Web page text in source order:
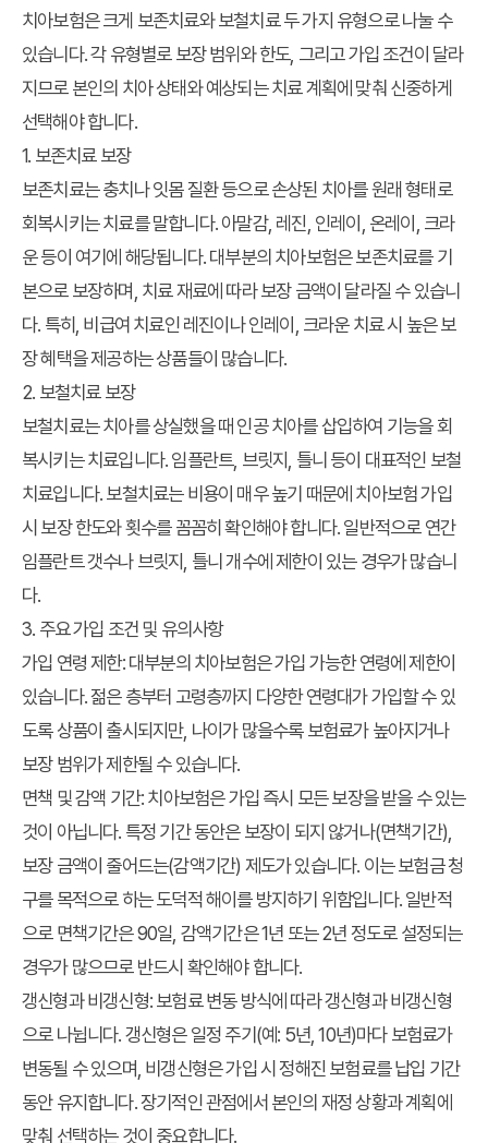
치아보험은 크게 보존치료와 보철치료 두 가지 유형으로 나눌 수
있습니다. 각 유형별로 보장 범위와 한도, 그리고 가입 조건이 달라
지므로 본인의 치아 상태와 예상되는 치료 계획에 맞춰 신중하게
선택해야 합니다.
1. 보존치료 보장
보존치료는 충치나 잇몸 질환 등으로 손상된 치아를 원래 형태로
회복시키는 치료를 말합니다. 아말감, 레진, 인레이, 온레이, 크라
운 등이 여기에 해당됩니다. 대부분의 치아보험은 보존치료를 기
본으로 보장하며, 치료 재료에 따라 보장 금액이 달라질 수 있습니
다. 특히, 비급여 치료인 레진이나 인레이, 크라운 치료 시 높은 보
장 혜택을 제공하는 상품들이 많습니다.
2. 보철치료 보장
보철치료는 치아를 상실했을 때 인공 치아를 삽입하여 기능을 회
복시키는 치료입니다. 임플란트, 브릿지, 틀니 등이 대표적인 보철
치료입니다. 보철치료는 비용이 매우 높기 때문에 치아보험 가입
시 보장 한도와 횟수를 꼼꼼히 확인해야 합니다. 일반적으로 연간
임플란트 갯수나 브릿지, 틀니 개수에 제한이 있는 경우가 많습니
다.
3. 주요 가입 조건 및 유의사항
가입 연령 제한:대부분의 치아보험은 가입 가능한 연령에 제한이
있습니다. 젊은 층부터 고령층까지 다양한 연령대가 가입할 수 있
도록 상품이 출시되지만, 나이가 많을수록 보험료가 높아지거나
보장 범위가 제한될 수 있습니다.
면책 및 감액 기간:치아보험은 가입 즉시 모든 보장을 받을 수 있는
것이 아닙니다. 특정 기간 동안은 보장이 되지 않거나(면책기간),
보장 금액이 줄어드는(감액기간) 제도가 있습니다. 이는 보험금 청
구를 목적으로 하는 도덕적 해이를 방지하기 위함입니다. 일반적
으로 면책기간은 90일, 감액기간은 1년 또는 2년 정도로 설정되는
경우가 많으므로 반드시 확인해야 합니다.
갱신형과 비갱신형:보험료 변동 방식에 따라 갱신형과 비갱신형
으로 나뉩니다. 갱신형은 일정 주기(예: 5년, 10년)마다 보험료가
변동될 수 있으며, 비갱신형은 가입 시 정해진 보험료를 납입 기간
동안 유지합니다. 장기적인 관점에서 본인의 재정 상황과 계획에
맞춰 선택하는 것이 중요합니다.